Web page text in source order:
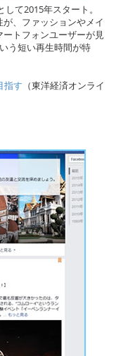
、ファッションやメイ
トフォンユーザーが見
う短い再生時間が特
指す （東洋経済オンライ